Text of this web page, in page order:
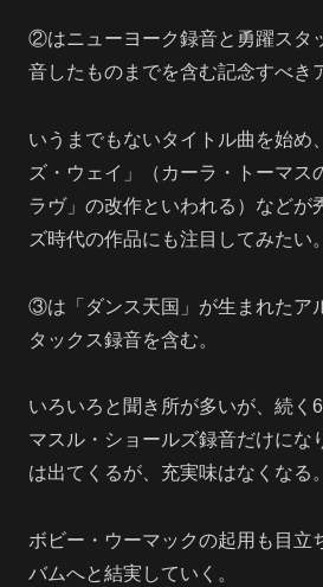
②はニューヨーク録音と勇躍スタ
音したものまでを含む記念すべき
いうまでもないタイトル曲を始め
ズ・ウェイ」（カーラ・トーマス
ラヴ」の改作といわれる）などが
ズ時代の作品にも注目してみたい。
③は「ダンス天国」が生まれたア
タックス録音を含む。
いろいろと聞き所が多いが、続く
マスル・ショールズ録音だけにな
は出てくるが、充実味はなくなる。
ボビー・ウーマックの起用も目立
バムへと結実していく。